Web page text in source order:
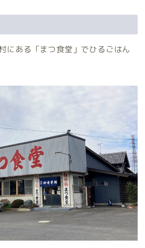
にある「まつ食堂」でひるごはん